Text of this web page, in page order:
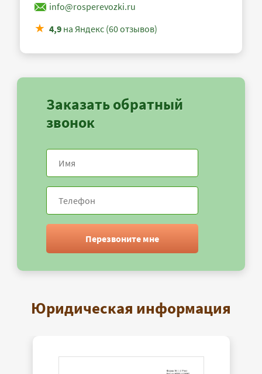
info@rosperevozki.ru
4,9 на Яндекс (60 отзывов)
Заказать обратный
звонок
Перезвоните мне
Юридическая информация